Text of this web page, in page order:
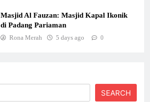
Masjid Al Fauzan: Masjid Kapal Ikonik
di Padang Pariaman
Rona Merah 5 days ago 0
SEARCH